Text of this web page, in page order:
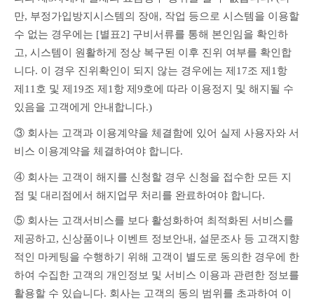
만, 부정가입방지시스템의 장애, 작업 등으로 시스템을 이용할
수 없는 경우에는 [별표2] 구비서류를 통해 본인임을 확인하
고, 시스템이 원활하게 정상 복구된 이후 진위 여부를 확인합
니다. 이 경우 진위확인이 되지 않는 경우에는 제17조 제1항
제11호 및 제19조 제1항 제9호에 따라 이용정지 및 해지될 수
있음을 고객에게 안내합니다.)
③ 회사는 고객과 이용계약을 체결함에 있어 실제 사용자와 서
비스 이용계약을 체결하여야 합니다.
④ 회사는 고객이 해지를 신청할 경우 신청을 접수한 모든 지
점 및 대리점에서 해지업무 처리를 완료하여야 합니다.
⑤ 회사는 고객서비스를 보다 활성화하여 최적화된 서비스를
제공하고, 신상품이나 이벤트 정보안내, 설문조사 등 고객지향
적인 마케팅을 수행하기 위해 고객이 별도로 동의한 경우에 한
하여 수집한 고객의 개인정보 및 서비스 이용과 관련한 정보를
활용할 수 있습니다. 회사는 고객의 동의 범위를 초과하여 이